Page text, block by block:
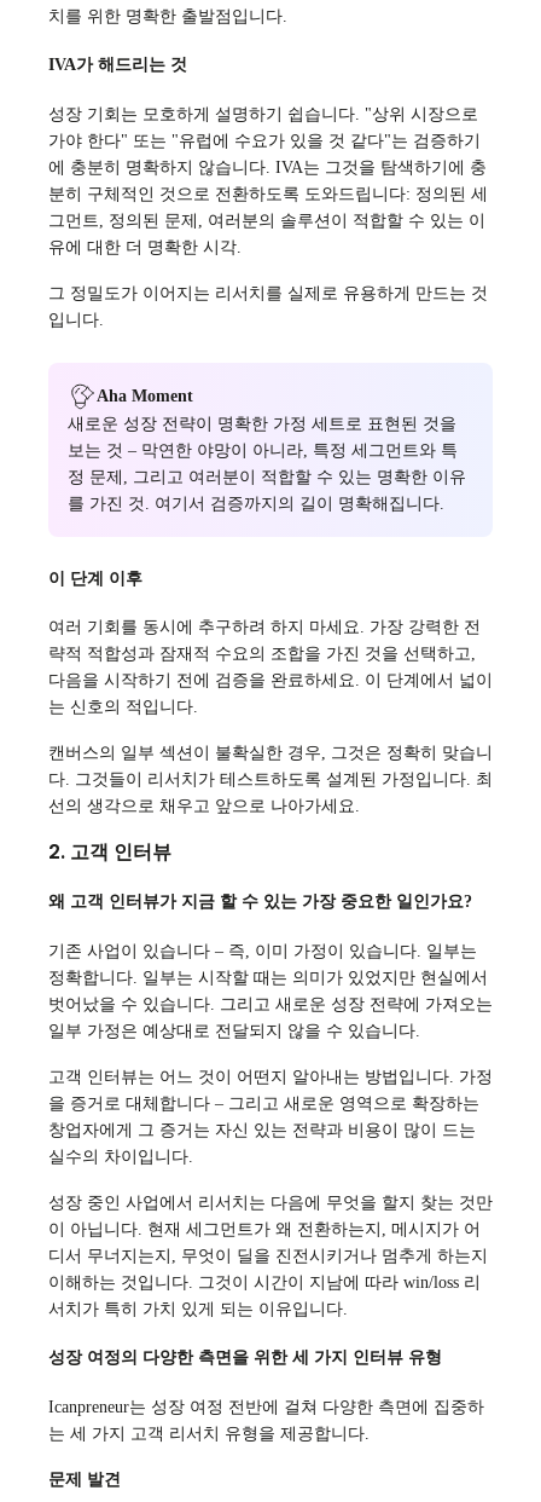
치를 위한 명확한 출발점입니다.
IVA가 해드리는 것
성장 기회는 모호하게 설명하기 쉽습니다. "상위 시장으로
가야 한다" 또는 "유럽에 수요가 있을 것 같다"는 검증하기
에 충분히 명확하지 않습니다. IVA는 그것을 탐색하기에 충
분히 구체적인 것으로 전환하도록 도와드립니다: 정의된 세
그먼트, 정의된 문제, 여러분의 솔루션이 적합할 수 있는 이
유에 대한 더 명확한 시각.
그 정밀도가 이어지는 리서치를 실제로 유용하게 만드는 것
입니다.
Aha Moment
새로운 성장 전략이 명확한 가정 세트로 표현된 것을
보는 것 – 막연한 야망이 아니라, 특정 세그먼트와 특
정 문제, 그리고 여러분이 적합할 수 있는 명확한 이유
를 가진 것. 여기서 검증까지의 길이 명확해집니다.
이 단계 이후
여러 기회를 동시에 추구하려 하지 마세요. 가장 강력한 전
략적 적합성과 잠재적 수요의 조합을 가진 것을 선택하고,
다음을 시작하기 전에 검증을 완료하세요. 이 단계에서 넓이
는 신호의 적입니다.
캔버스의 일부 섹션이 불확실한 경우, 그것은 정확히 맞습니
다. 그것들이 리서치가 테스트하도록 설계된 가정입니다. 최
선의 생각으로 채우고 앞으로 나아가세요.
2. 고객 인터뷰
왜 고객 인터뷰가 지금 할 수 있는 가장 중요한 일인가요?
기존 사업이 있습니다 – 즉, 이미 가정이 있습니다. 일부는
정확합니다. 일부는 시작할 때는 의미가 있었지만 현실에서
벗어났을 수 있습니다. 그리고 새로운 성장 전략에 가져오는
일부 가정은 예상대로 전달되지 않을 수 있습니다.
고객 인터뷰는 어느 것이 어떤지 알아내는 방법입니다. 가정
을 증거로 대체합니다 – 그리고 새로운 영역으로 확장하는
창업자에게 그 증거는 자신 있는 전략과 비용이 많이 드는
실수의 차이입니다.
성장 중인 사업에서 리서치는 다음에 무엇을 할지 찾는 것만
이 아닙니다. 현재 세그먼트가 왜 전환하는지, 메시지가 어
디서 무너지는지, 무엇이 딜을 진전시키거나 멈추게 하는지
이해하는 것입니다. 그것이 시간이 지남에 따라 win/loss 리
서치가 특히 가치 있게 되는 이유입니다.
성장 여정의 다양한 측면을 위한 세 가지 인터뷰 유형
Icanpreneur는 성장 여정 전반에 걸쳐 다양한 측면에 집중하
는 세 가지 고객 리서치 유형을 제공합니다.
문제 발견